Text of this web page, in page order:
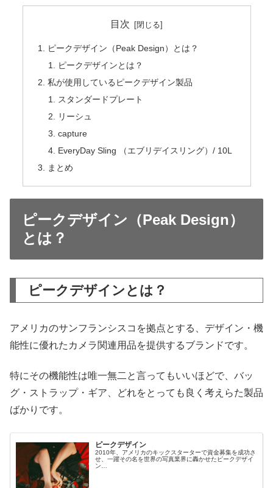
目次
ピークデザイン（Peak Design）とは？
ピークデザインとは？
私が使用しているピークデザイン製品
スタンダードプレート
リーシュ
capture
EveryDay Sling （エブリデイスリング）/ 10L
まとめ
ピークデザイン（Peak Design）
とは？
ピークデザインとは？
アメリカのサンフランシスコを拠点とする、デザイン・機
能性に優れたカメラ関連用品を提供するブランドです。
特にその機能性は唯一無二と言ってもいいほどで、バッ
グ・ストラップ・ギア、どれをとっても良く考えらた製品
ばかりです。
ピークデザイン
2010年、アメリカのキックスターターで資金募集を成功さ
せ、一躍その名を世界の写真業界に轟かせたピークデザイ
ン…